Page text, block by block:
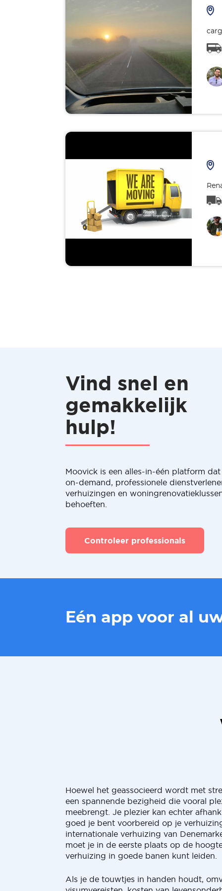
Vind snel en
gemakkelijk
hulp!
Moovick is een alles-in-één platform
on-demand, professionele
verhuizingen en
behoeften.
Controleer professionals
Eén app voor al
Hoewel het geassocieerd wordt met
een spannende bezigheid die vooral
meebrengt. Je plezier kan echter
goed je bent voorbereid op je
internationale verhuizing van
moet je in de eerste plaats op de
verhuizing in goede banen kunt leiden.
Als je de touwtjes in handen houdt,